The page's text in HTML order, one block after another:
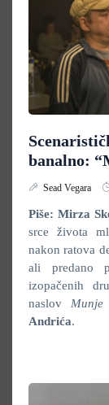
banalno:
Sead Vegara
Piše: Mirza
srce života
nakon ratova
ali predano
izopačenih
naslov Munje
Andrića.